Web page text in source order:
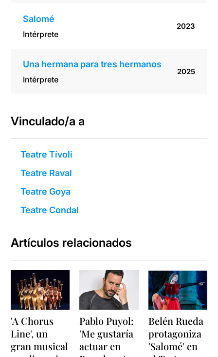
Salomé
Intérprete
2023
Una hermana para tres hermanos
Intérprete
2025
Vinculado/a a
Teatre Tívoli
Teatre Raval
Teatre Goya
Teatre Condal
Artículos relacionados
'A Chorus
Line', un
gran musical
Pablo Puyol:
'Me gustaría
actuar en
Belén Rueda
protagoniza
'Salomé' en